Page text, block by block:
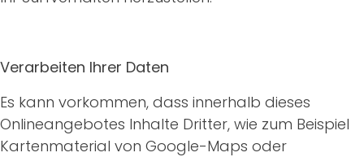
Verarbeiten Ihrer Daten
Es kann vorkommen, dass innerhalb dieses
Onlineangebotes Inhalte Dritter, wie zum Beispiel
Kartenmaterial von Google-Maps oder